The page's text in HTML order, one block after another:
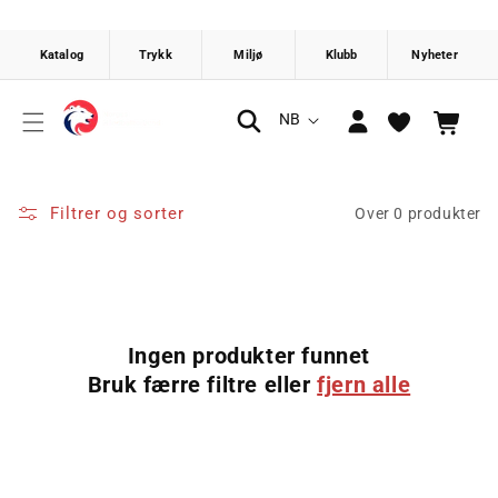
innholdet
S
NB
inn
Handlekurv
Filtrer og sorter Over 0 produkter
Ingen produkter funnet
Bruk færre filtre ellerfjern alle